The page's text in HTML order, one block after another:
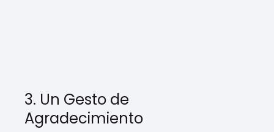
3. Un Gesto de
Agradecimiento